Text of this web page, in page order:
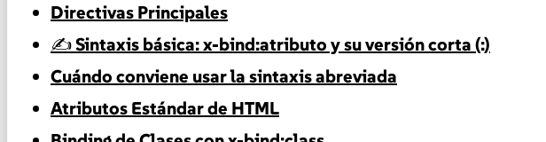
Directivas Principales
✍️ Sintaxis básica: x-bind:atributo y su versión corta (:)
Cuándo conviene usar la sintaxis abreviada
Atributos Estándar de HTML